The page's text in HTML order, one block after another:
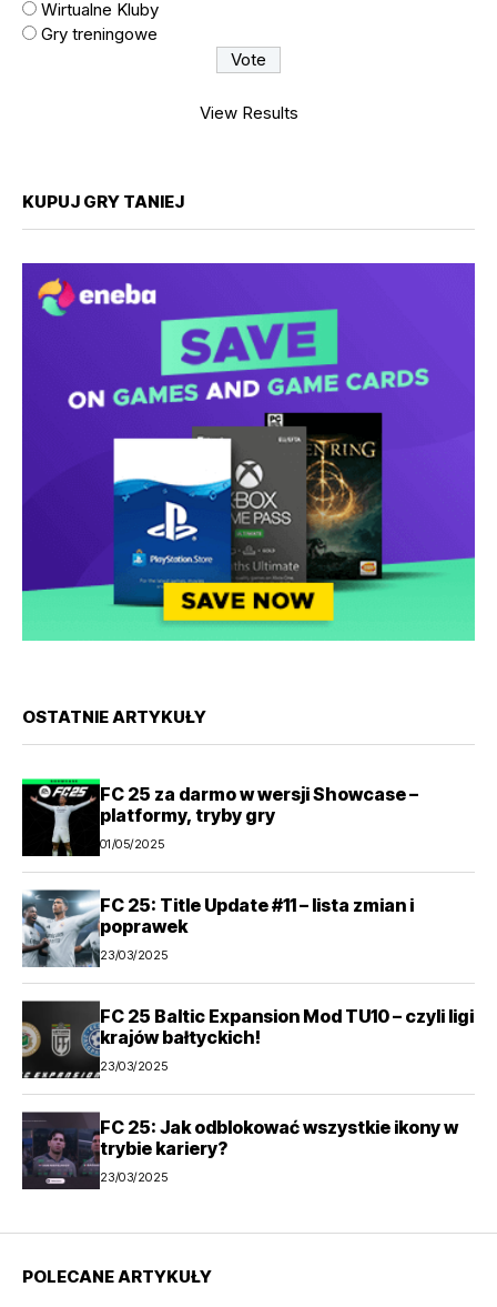
Wirtualne Kluby
Gry treningowe
View Results
KUPUJ GRY TANIEJ
OSTATNIE ARTYKUŁY
FC 25 za darmo w wersji Showcase –
platformy, tryby gry
01/05/2025
FC 25: Title Update #11 – lista zmian i
poprawek
23/03/2025
FC 25 Baltic Expansion Mod TU10 – czyli ligi
krajów bałtyckich!
23/03/2025
FC 25: Jak odblokować wszystkie ikony w
trybie kariery?
23/03/2025
POLECANE ARTYKUŁY